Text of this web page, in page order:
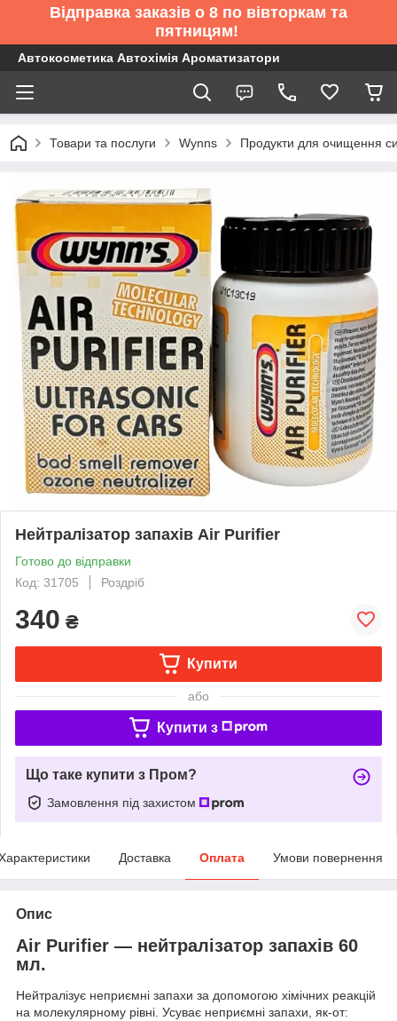
Відправка заказів о 8 по вівторкам та
пятницям!
Автокосметика Автохімія Ароматизатори
Товари та послуги Wynns Продукти для очищення
Нейтралізатор запахів Air Purifier
Готово до відправки
Код: 31705
Роздріб
340 ₴
Купити
або
Купити з
Що таке купити з Пром?
Замовлення під захистом
Доставка Оплата Умови повернення
Опис
Air Purifier — нейтралізатор запахів 60
мл.
Нейтралізує неприємні запахи за допомогою хімічних реакцій
на молекулярному рівні. Усуває неприємні запахи, як-от: